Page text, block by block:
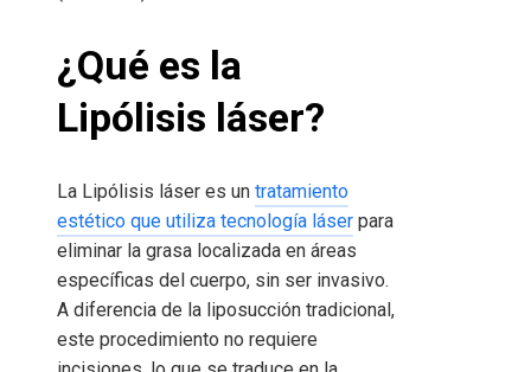
¿Qué es la
Lipólisis láser?
La Lipólisis láser es un tratamiento
estético que utiliza tecnología láser para
eliminar la grasa localizada en áreas
específicas del cuerpo, sin ser invasivo.
A diferencia de la liposucción tradicional,
este procedimiento no requiere